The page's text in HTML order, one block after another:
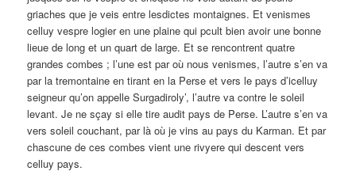
griaches que je veis entre lesdictes montaignes. Et venismes
celluy vespre logier en une plaine qui pcult bien avoir une bonne
lieue de long et un quart de large. Et se rencontrent quatre
grandes combes ; l’une est par où nous venismes, l’autre s’en va
par la tremontaine en tirant en la Perse et vers le pays d’icelluy
seigneur qu’on appelle Surgadiroly’, l’autre va contre le soleil
levant. Je ne sçay si elle tire audit pays de Perse. L’autre s’en va
vers soleil couchant, par là où je vins au pays du Karman. Et par
chascune de ces combes vient une rivyere qui descent vers
celluy pays.